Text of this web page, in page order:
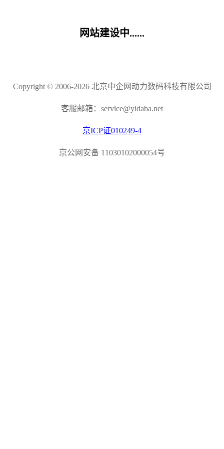
网站建设中......
Copyright © 2006-2026 北京中企网动力数码科技有限公司
客服邮箱：service@yidaba.net
京ICP证010249-4
京公网安备 11030102000054号